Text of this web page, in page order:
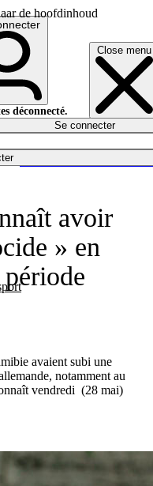
de hoofdinhoud
Close menu
déconnecté.
Se connecter
avoir
» en
avaient subi une
notamment au
vendredi (28 mai)